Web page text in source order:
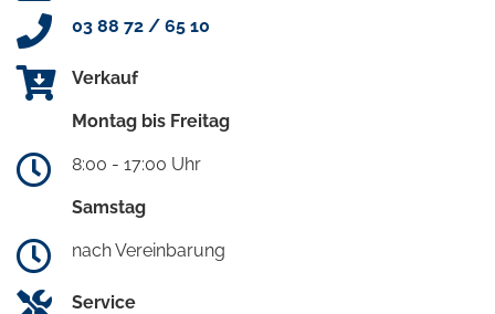
03 88 72 / 65 10
Verkauf
Montag bis Freitag
8:00 - 17:00 Uhr
Samstag
nach Vereinbarung
Service